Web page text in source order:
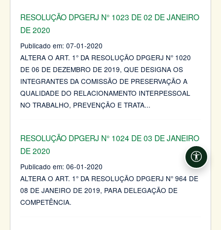
RESOLUÇÃO DPGERJ N° 1023 DE 02 DE JANEIRO
DE 2020
Publicado em: 07-01-2020
ALTERA O ART. 1° DA RESOLUÇÃO DPGERJ N° 1020
DE 06 DE DEZEMBRO DE 2019, QUE DESIGNA OS
INTEGRANTES DA COMISSÃO DE PRESERVAÇÃO A
QUALIDADE DO RELACIONAMENTO INTERPESSOAL
NO TRABALHO, PREVENÇÃO E TRATA...
RESOLUÇÃO DPGERJ N° 1024 DE 03 DE JANEIRO
DE 2020
Publicado em: 06-01-2020
ALTERA O ART. 1° DA RESOLUÇÃO DPGERJ N° 964 DE
08 DE JANEIRO DE 2019, PARA DELEGAÇÃO DE
COMPETÊNCIA.